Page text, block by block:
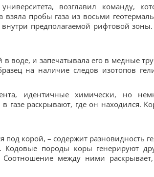
возглавил команду,
взяла пробы газа из восьми
предполагаемой рифтовой
воде, и запечатывала его в медные
на наличие следов изотопов
идентичные химически, но
газе раскрывают, где он находился.
корой, – содержит разновидность
Кодовые породы коры генерируют
Соотношение между ними